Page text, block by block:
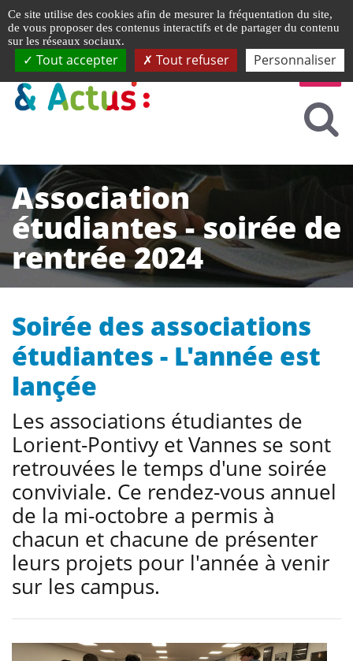
Association
étudiantes - soirée de
rentrée 2024
Soirée des associations
étudiantes - L'année est
lançée
Les associations étudiantes de
Lorient-Pontivy et Vannes se sont
retrouvées le temps d'une soirée
conviviale. Ce rendez-vous annuel
de la mi-octobre a permis à
chacun et chacune de présenter
leurs projets pour l'année à venir
sur les campus.
Ce site utilise des cookies afin de mesurer la fréquentation du site,
de vous proposer des contenus interactifs et de partager du contenu
sur les réseaux sociaux.
Tout accepter Tout refuser Personnaliser